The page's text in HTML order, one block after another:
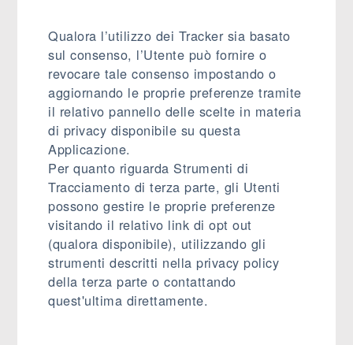
Qualora l’utilizzo dei Tracker sia basato
sul consenso, l’Utente può fornire o
revocare tale consenso impostando o
aggiornando le proprie preferenze tramite
il relativo pannello delle scelte in materia
di privacy disponibile su questa
Applicazione.
Per quanto riguarda Strumenti di
Tracciamento di terza parte, gli Utenti
possono gestire le proprie preferenze
visitando il relativo link di opt out
(qualora disponibile), utilizzando gli
strumenti descritti nella privacy policy
della terza parte o contattando
quest'ultima direttamente.